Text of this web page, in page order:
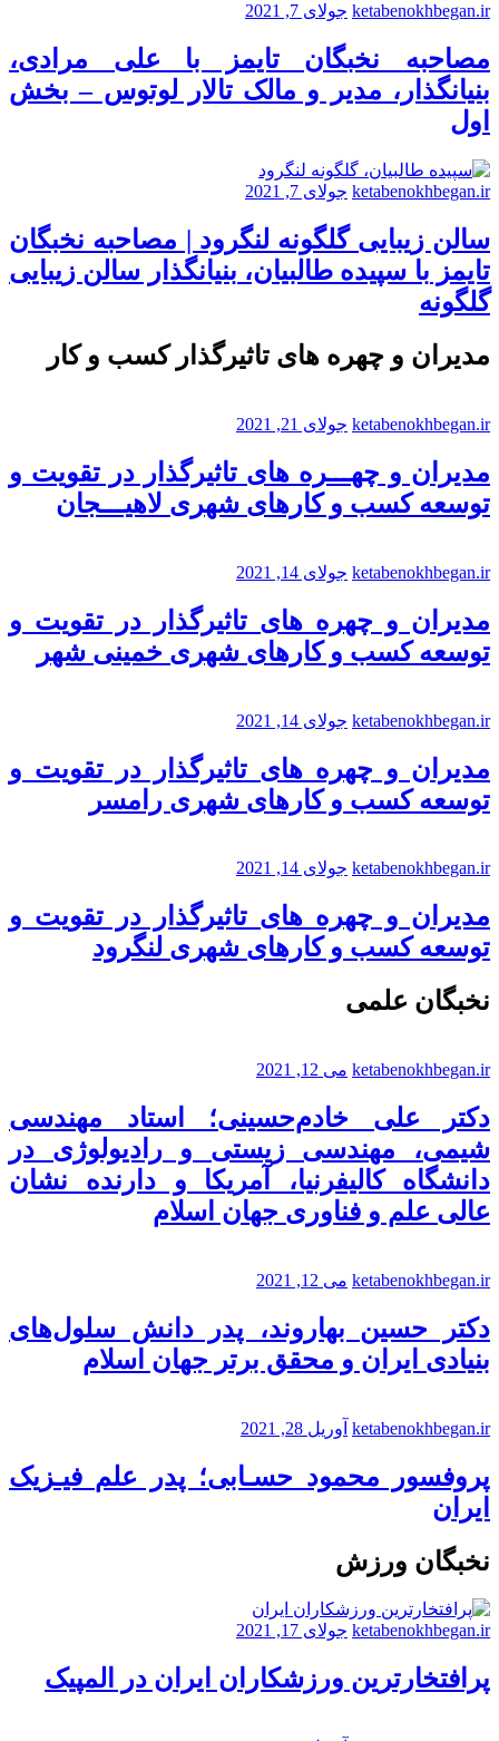
ketabenokhbegan.ir جولای 7, 2021
مصاحبه نخبگان تایمز با علی مرادی،
بنیانگذار، مدیر و مالک تالار لوتوس – بخش
اول
ketabenokhbegan.ir جولای 7, 2021
سالن زیبایی گلگونه لنگرود | مصاحبه نخبگان
تایمز با سپیده طالبیان، بنیانگذار سالن زیبایی
گلگونه
مدیران و چهره های تاثیرگذار کسب و کار
ketabenokhbegan.ir جولای 21, 2021
مدیران و چهـــره های تاثیرگذار در تقویت و
توسعه کسب و کارهای شهری لاهیـــجان
ketabenokhbegan.ir جولای 14, 2021
مدیران و چهره های تاثیرگذار در تقویت و
توسعه کسب و کارهای شهری خمینی شهر
ketabenokhbegan.ir جولای 14, 2021
مدیران و چهره های تاثیرگذار در تقویت و
توسعه کسب و کارهای شهری رامسر
ketabenokhbegan.ir جولای 14, 2021
مدیران و چهره های تاثیرگذار در تقویت و
توسعه کسب و کارهای شهری لنگرود
نخبگان علمی
ketabenokhbegan.ir می 12, 2021
دکتر علی خادم‌حسینی؛ استاد مهندسی
شیمی، مهندسی زیستی و رادیولوژی در
دانشگاه کالیفرنیا، آمریکا و دارنده نشان
عالی علم و فناوری جهان اسلام
ketabenokhbegan.ir می 12, 2021
دکتر حسین بهاروند، پدر دانش سلول‌های
بنیادی ایران و محقق برتر جهان اسلام
ketabenokhbegan.ir آوریل 28, 2021
پروفسور محمود حسـابی؛ پدر علم فیـزیک
ایران
نخبگان ورزش
ketabenokhbegan.ir جولای 17, 2021
پرافتخارترین ورزشکاران ایران در المپیک